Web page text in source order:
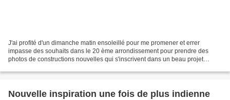
J'ai profité d'un dimanche matin ensoleillé pour me promener et errer
impasse des souhaits dans le 20 ème arrondissement pour prendre des
photos de constructions nouvelles qui s'inscrivent dans un beau projet
Nouvelle inspiration une fois de plus indienne